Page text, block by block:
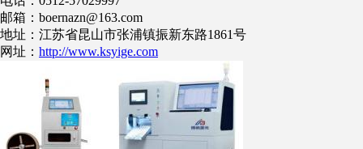
邮箱：boernazn@163.com
地址：江苏省昆山市张浦镇振新东路1861号
网址： http://www.ksyige.com